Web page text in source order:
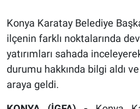
Konya Karatay Belediye
ilçenin farklı noktalarında
yatırımları sahada
durumu hakkında bilgi aldı
araya geldi.